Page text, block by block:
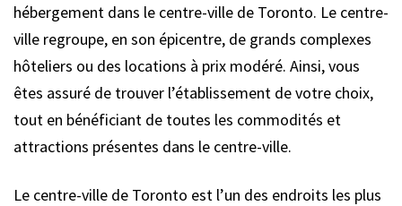
hébergement dans le centre-ville de Toronto. Le centre-
ville regroupe, en son épicentre, de grands complexes
hôteliers ou des locations à prix modéré. Ainsi, vous
êtes assuré de trouver l’établissement de votre choix,
tout en bénéficiant de toutes les commodités et
attractions présentes dans le centre-ville.
Le centre-ville de Toronto est l’un des endroits les plus